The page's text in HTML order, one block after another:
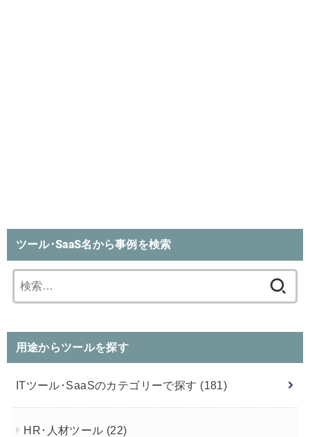
ツール･SaaS名から事例を検索
索:
用途からツールを探す
ITツール･SaaSのカテゴリーで探す (181)
HR･人材ツール (22)